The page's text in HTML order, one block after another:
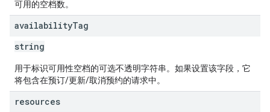
可用的空档数。
availabilityTag
string
用于标识可用性空档的可选不透明字符串。如果设置该字段，它
将包含在预订/更新/取消预约的请求中。
resources